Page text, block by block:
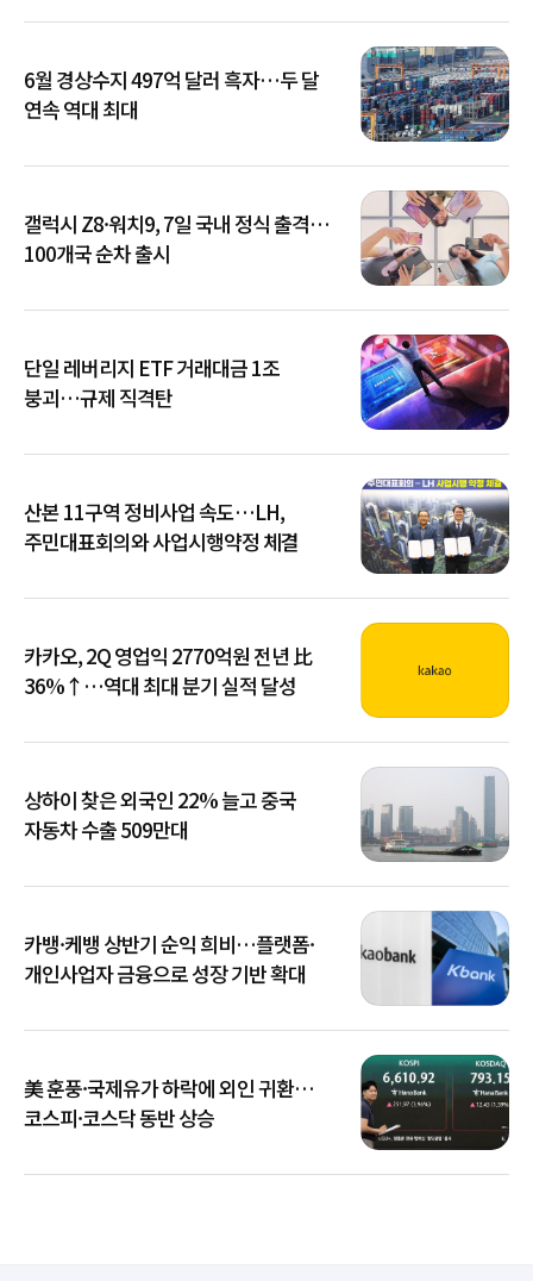
6월 경상수지 497억 달러 흑자…두 달
연속 역대 최대
갤럭시 Z8·워치9, 7일 국내 정식 출격…
100개국 순차 출시
단일 레버리지 ETF 거래대금 1조
붕괴…규제 직격탄
산본 11구역 정비사업 속도…LH,
주민대표회의와 사업시행약정 체결
카카오, 2Q 영업익 2770억원 전년 比
36%↑…역대 최대 분기 실적 달성
상하이 찾은 외국인 22% 늘고 중국
자동차 수출 509만대
카뱅·케뱅 상반기 순익 희비…플랫폼·
개인사업자 금융으로 성장 기반 확대
美 훈풍·국제유가 하락에 외인 귀환…
코스피·코스닥 동반 상승